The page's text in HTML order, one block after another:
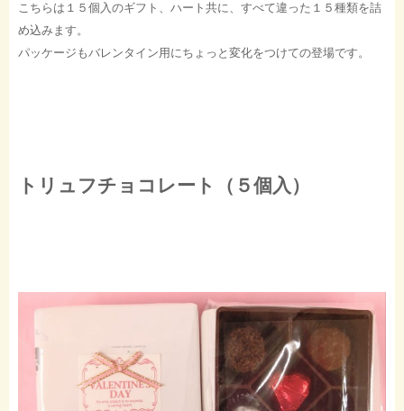
こちらは１５個入のギフト、ハート共に、すべて違った１５種類を詰
め込みます。
パッケージもバレンタイン用にちょっと変化をつけての登場です。
トリュフチョコレート（５個入）